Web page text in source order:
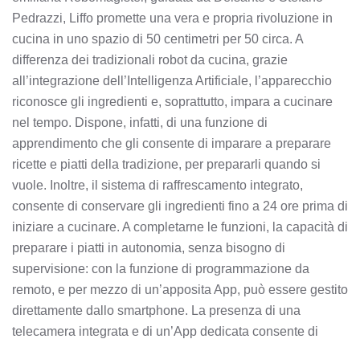
Pedrazzi, Liffo promette una vera e propria rivoluzione in
cucina in uno spazio di 50 centimetri per 50 circa. A
differenza dei tradizionali robot da cucina, grazie
all’integrazione dell’Intelligenza Artificiale, l’apparecchio
riconosce gli ingredienti e, soprattutto, impara a cucinare
nel tempo. Dispone, infatti, di una funzione di
apprendimento che gli consente di imparare a preparare
ricette e piatti della tradizione, per prepararli quando si
vuole. Inoltre, il sistema di raffrescamento integrato,
consente di conservare gli ingredienti fino a 24 ore prima di
iniziare a cucinare. A completarne le funzioni, la capacità di
preparare i piatti in autonomia, senza bisogno di
supervisione: con la funzione di programmazione da
remoto, e per mezzo di un’apposita App, può essere gestito
direttamente dallo smartphone. La presenza di una
telecamera integrata e di un’App dedicata consente di